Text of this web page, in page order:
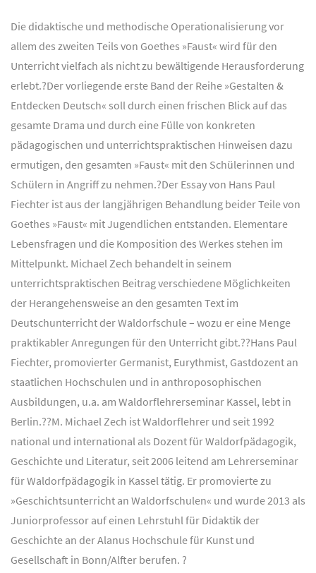
Die didaktische und methodische Operationalisierung vor
allem des zweiten Teils von Goethes »Faust« wird für den
Unterricht vielfach als nicht zu bewältigende Herausforderung
erlebt.?Der vorliegende erste Band der Reihe »Gestalten &
Entdecken Deutsch« soll durch einen frischen Blick auf das
gesamte Drama und durch eine Fülle von konkreten
pädagogischen und unterrichtspraktischen Hinweisen dazu
ermutigen, den gesamten »Faust« mit den Schülerinnen und
Schülern in Angriff zu nehmen.?Der Essay von Hans Paul
Fiechter ist aus der langjährigen Behandlung beider Teile von
Goethes »Faust« mit Jugendlichen entstanden. Elementare
Lebensfragen und die Komposition des Werkes stehen im
Mittelpunkt. Michael Zech behandelt in seinem
unterrichtspraktischen Beitrag verschiedene Möglichkeiten
der Herangehensweise an den gesamten Text im
Deutschunterricht der Waldorfschule – wozu er eine Menge
praktikabler Anregungen für den Unterricht gibt.??Hans Paul
Fiechter, promovierter Germanist, Eurythmist, Gastdozent an
staatlichen Hochschulen und in anthroposophischen
Ausbildungen, u.a. am Waldorflehrerseminar Kassel, lebt in
Berlin.??M. Michael Zech ist Waldorflehrer und seit 1992
national und international als Dozent für Waldorfpädagogik,
Geschichte und Literatur, seit 2006 leitend am Lehrerseminar
für Waldorfpädagogik in Kassel tätig. Er promovierte zu
»Geschichtsunterricht an Waldorfschulen« und wurde 2013 als
Juniorprofessor auf einen Lehrstuhl für Didaktik der
Geschichte an der Alanus Hochschule für Kunst und
Gesellschaft in Bonn/Alfter berufen. ?